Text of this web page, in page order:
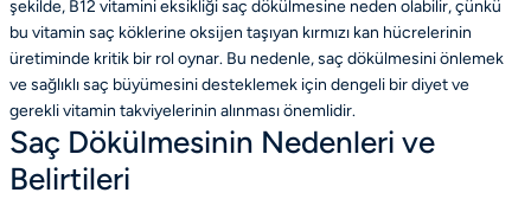
şekilde, B12 vitamini eksikliği saç dökülmesine neden olabilir, çünkü
bu vitamin saç köklerine oksijen taşıyan kırmızı kan hücrelerinin
üretiminde kritik bir rol oynar. Bu nedenle, saç dökülmesini önlemek
ve sağlıklı saç büyümesini desteklemek için dengeli bir diyet ve
gerekli vitamin takviyelerinin alınması önemlidir.
Saç Dökülmesinin Nedenleri ve
Belirtileri